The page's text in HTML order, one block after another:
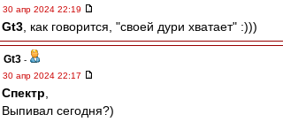
30 апр 2024 22:19
Gt3 , как говорится, "своей дури хватает" :)))
Gt3 -
30 апр 2024 22:17
Спектр
Выпивал сегодня?)